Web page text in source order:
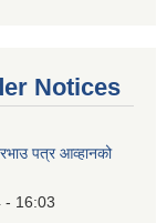
Notices
पत्र आव्हानको
- 16:03